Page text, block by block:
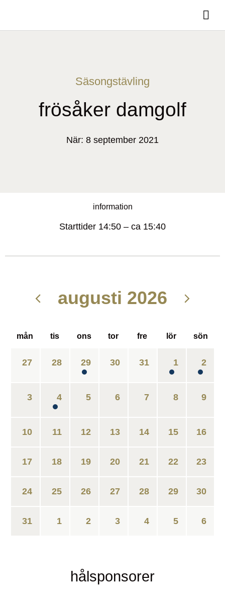
Säsongstävling
frösåker damgolf
När: 8 september 2021
information
Starttider 14:50 – ca 15:40
augusti 2026
mån tis ons tor fre lör sön
27 28 29 30 31 1 2
3 4 5 6 7 8 9
10 11 12 13 14 15 16
17 18 19 20 21 22 23
24 25 26 27 28 29 30
31 1 2 3 4 5 6
hålsponsorer